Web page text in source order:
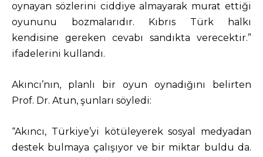
oynayan sözlerini ciddiye almayarak murat ettiği
oyununu bozmalarıdır. Kıbrıs Türk halkı
kendisine gereken cevabı sandıkta verecektir.”
ifadelerini kullandı.
Akıncı’nın, planlı bir oyun oynadığını belirten
Prof. Dr. Atun, şunları söyledi:
“Akıncı, Türkiye’yi kötüleyerek sosyal medyadan
destek bulmaya çalışıyor ve bir miktar buldu da.